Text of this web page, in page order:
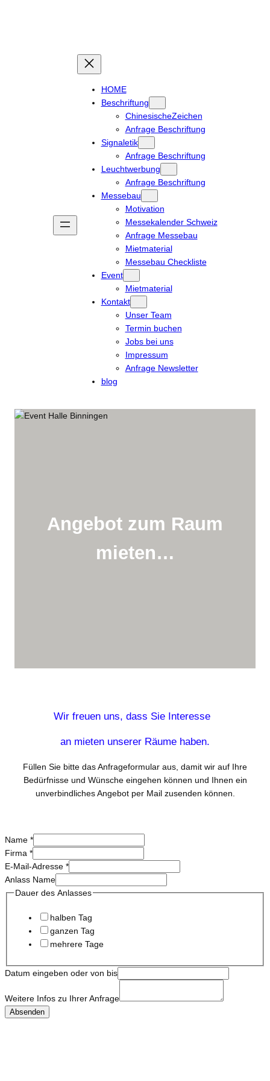
HOME
Beschriftung
ChinesischeZeichen
Anfrage Beschriftung
Signaletik
Anfrage Beschriftung
Leuchtwerbung
Anfrage Beschriftung
Messebau
Motivation
Messekalender Schweiz
Anfrage Messebau
Mietmaterial
Messebau Checkliste
Event
Mietmaterial
Kontakt
Unser Team
Termin buchen
Jobs bei uns
Impressum
Anfrage Newsletter
blog
Angebot zum Raum
mieten…
Wir freuen uns, dass Sie Interesse
an mieten unserer Räume haben.
Füllen Sie bitte das Anfrageformular aus, damit wir auf Ihre
Bedürfnisse und Wünsche eingehen können und Ihnen ein
unverbindliches Angebot per Mail zusenden können.
Name *
Firma *
E-Mail-Adresse *
Anlass Name
Dauer des Anlasses
halben Tag
ganzen Tag
mehrere Tage
Datum eingeben oder von bis
Weitere Infos zu Ihrer Anfrage
Absenden